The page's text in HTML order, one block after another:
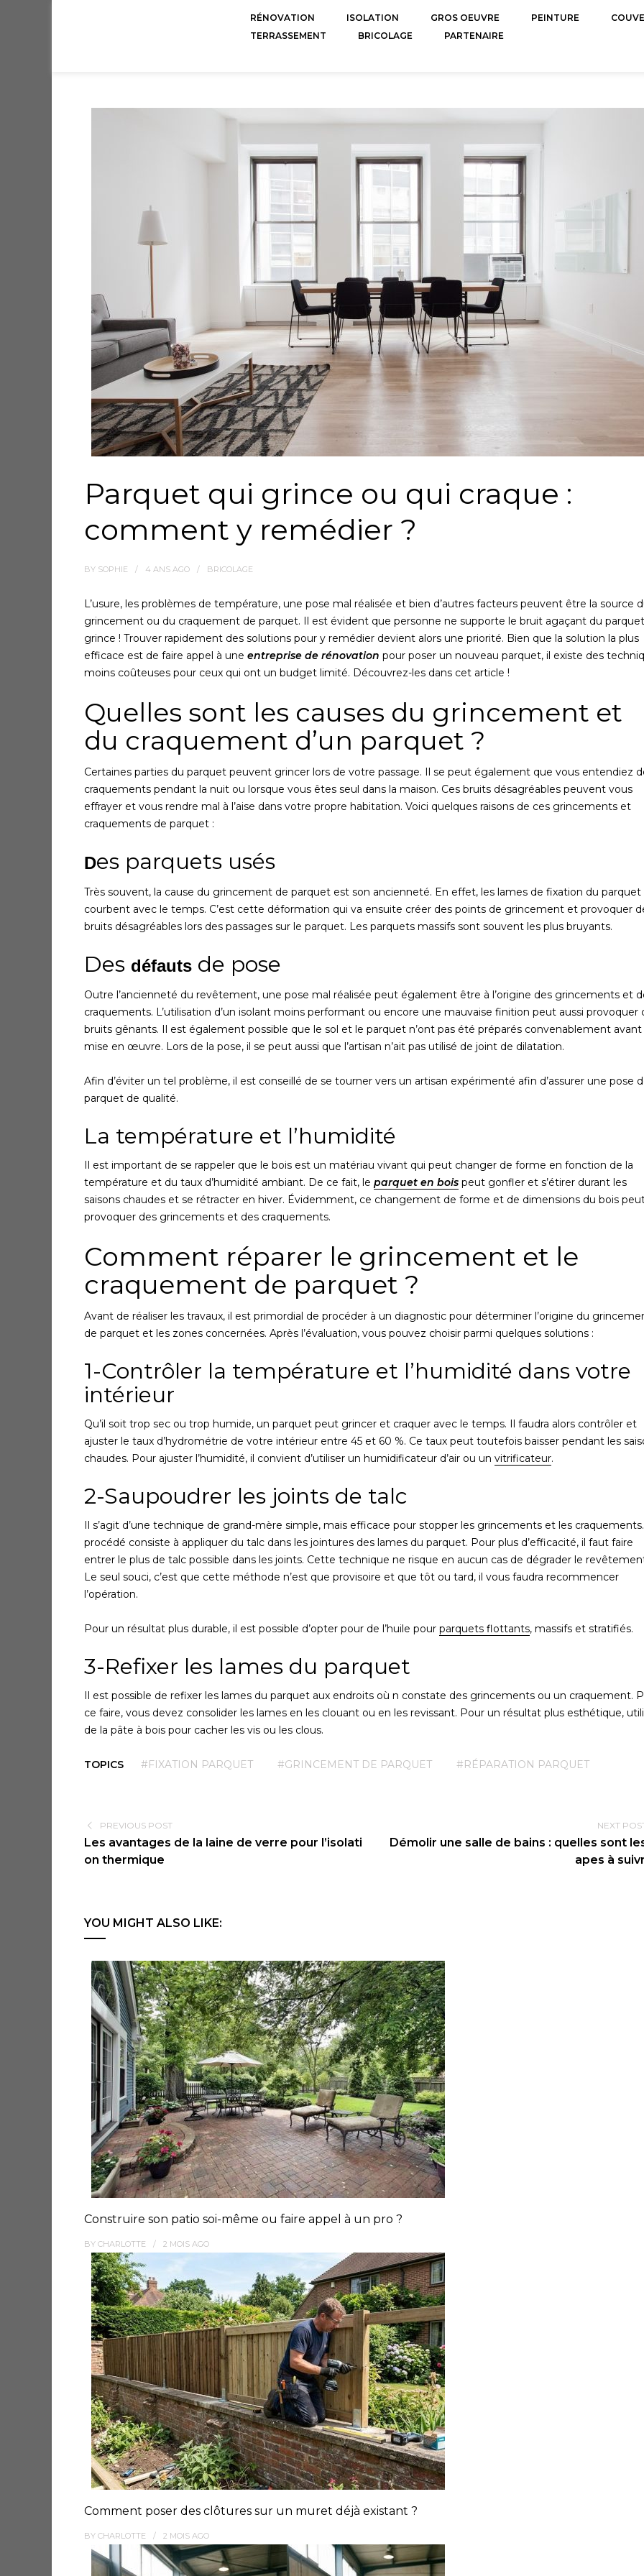
RÉNOVATION ISOLATION GROS OEUVRE PEINTURE
TERRASSEMENT
BRICOLAGE PARTENAIRE
Parquet qui grince ou qui craque :
comment y remédier ?
BY SOPHIE 4 ANS AGO BRICOLAGE
L’usure, les problèmes de température, une pose mal réalisée et bien d’autres facteurs peuvent être la source
grincement ou du craquement de parquet. Il est évident que personne ne supporte le bruit agaçant du
grince ! Trouver rapidement des solutions pour y remédier devient alors une priorité. Bien que la solution la plus
efficace est de faire appel à une entreprise de rénovation pour poser un nouveau parquet, il existe des
moins coûteuses pour ceux qui ont un budget limité. Découvrez-les dans cet article !
Quelles sont les causes du grincement et
du craquement d’un parquet ?
Certaines parties du parquet peuvent grincer lors de votre passage. Il se peut également que vous entendiez
craquements pendant la nuit ou lorsque vous êtes seul dans la maison. Ces bruits désagréables peuvent vous
effrayer et vous rendre mal à l’aise dans votre propre habitation. Voici quelques raisons de ces grincements et
craquements de parquet :
Des parquets usés
Très souvent, la cause du grincement de parquet est son ancienneté. En effet, les lames de fixation du parquet
courbent avec le temps. C’est cette déformation qui va ensuite créer des points de grincement et provoquer
bruits désagréables lors des passages sur le parquet. Les parquets massifs sont souvent les plus bruyants.
Des défauts de pose
Outre l’ancienneté du revêtement, une pose mal réalisée peut également être à l’origine des grincements et
craquements. L’utilisation d’un isolant moins performant ou encore une mauvaise finition peut aussi provoquer
bruits gênants. Il est également possible que le sol et le parquet n’ont pas été préparés convenablement avant
mise en œuvre. Lors de la pose, il se peut aussi que l’artisan n’ait pas utilisé de joint de dilatation.
Afin d’éviter un tel problème, il est conseillé de se tourner vers un artisan expérimenté afin d’assurer une pose
parquet de qualité.
La température et l’humidité
Il est important de se rappeler que le bois est un matériau vivant qui peut changer de forme en fonction de la
température et du taux d’humidité ambiant. De ce fait, le parquet en bois peut gonfler et s’étirer durant les
saisons chaudes et se rétracter en hiver. Évidemment, ce changement de forme et de dimensions du bois
provoquer des grincements et des craquements.
Comment réparer le grincement et le
craquement de parquet ?
Avant de réaliser les travaux, il est primordial de procéder à un diagnostic pour déterminer l’origine du
de parquet et les zones concernées. Après l’évaluation, vous pouvez choisir parmi quelques solutions :
1-Contrôler la température et l’humidité dans votre
intérieur
Qu’il soit trop sec ou trop humide, un parquet peut grincer et craquer avec le temps. Il faudra alors contrôler et
ajuster le taux d’hydrométrie de votre intérieur entre 45 et 60 %. Ce taux peut toutefois baisser pendant les
chaudes. Pour ajuster l’humidité, il convient d’utiliser un humidificateur d’air ou un vitrificateur.
2-Saupoudrer les joints de talc
Il s’agit d’une technique de grand-mère simple, mais efficace pour stopper les grincements et les
procédé consiste à appliquer du talc dans les jointures des lames du parquet. Pour plus d’efficacité, il faut faire
entrer le plus de talc possible dans les joints. Cette technique ne risque en aucun cas de dégrader le
Le seul souci, c’est que cette méthode n’est que provisoire et que tôt ou tard, il vous faudra recommencer
l’opération.
Pour un résultat plus durable, il est possible d’opter pour de l’huile pour parquets flottants, massifs et stratifiés.
3-Refixer les lames du parquet
Il est possible de refixer les lames du parquet aux endroits où n constate des grincements ou un craquement.
ce faire, vous devez consolider les lames en les clouant ou en les revissant. Pour un résultat plus esthétique,
de la pâte à bois pour cacher les vis ou les clous.
TOPICS #FIXATION PARQUET #GRINCEMENT DE PARQUET #RÉPARATION PARQUET
PREVIOUS POST
Les avantages de la laine de verre pour l’isolati
on thermique
NEXT
Démolir une salle de bains : quelles sont
apes à
YOU MIGHT ALSO LIKE:
Construire son patio soi-même ou faire appel à un pro ?
BY CHARLOTTE 2 MOIS AGO
Comment poser des clôtures sur un muret déjà existant ?
BY CHARLOTTE 2 MOIS AGO